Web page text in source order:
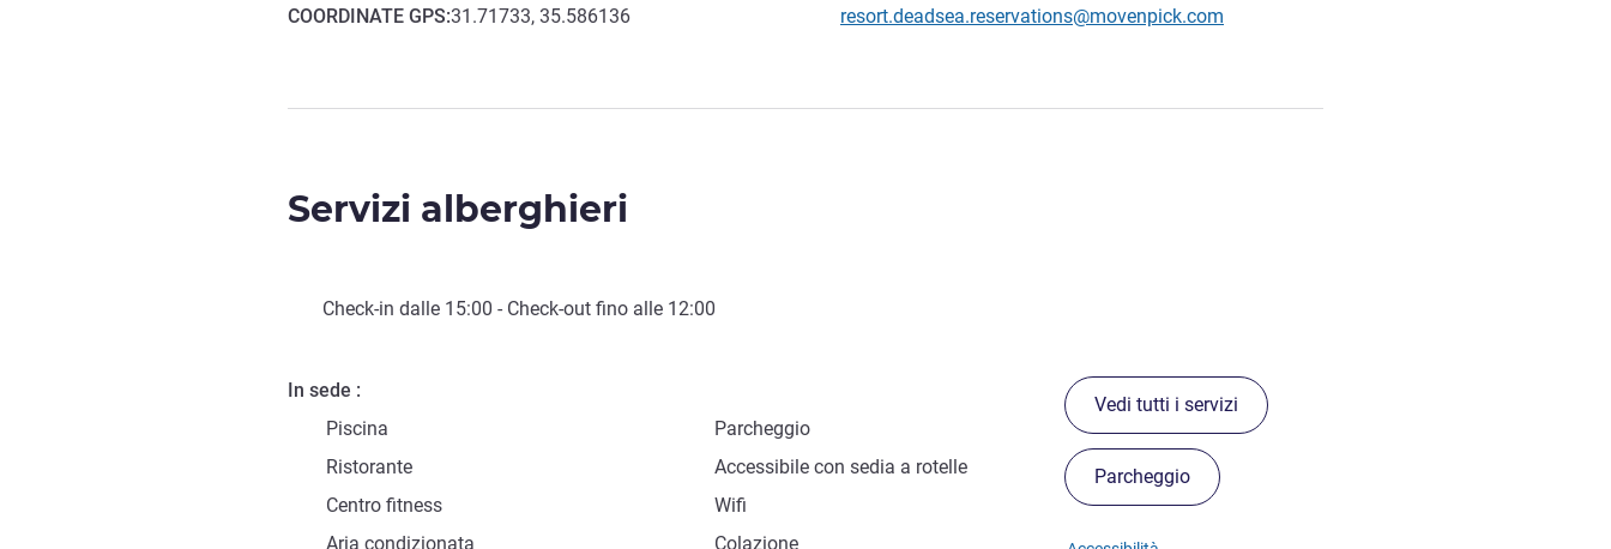
COORDINATE GPS:31.71733, 35.586136
E-mail di contatto
resort.deadsea.reservations@movenpick.com
Servizi alberghieri
Check-in dalle 15:00 - Check-out fino alle 12:00
In sede
Piscina
Parcheggio
Ristorante
Accessibile con sedia a rotelle
Centro fitness
Wifi
Aria condizionata
Colazione
Vedi tutti i servizi
Parcheggio